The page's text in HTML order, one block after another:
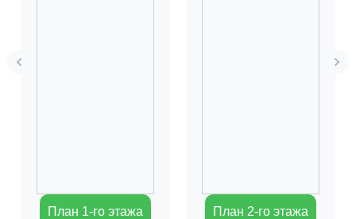
План 1-го этажа План 2-го этажа